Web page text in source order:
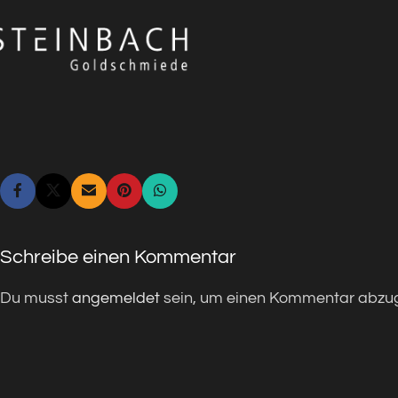
Schreibe einen Kommentar
Du musst angemeldet sein, um einen Kommentar